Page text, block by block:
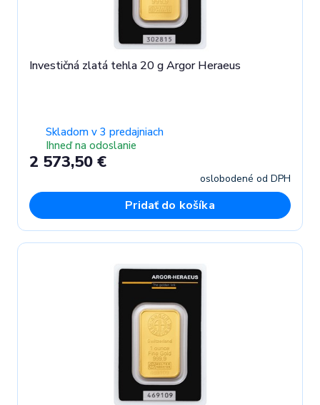
Investičná zlatá tehla 20 g Argor Heraeus
Skladom v 3 predajniach
Ihneď na odoslanie
2 573,50 €
oslobodené od DPH
Pridať do košíka